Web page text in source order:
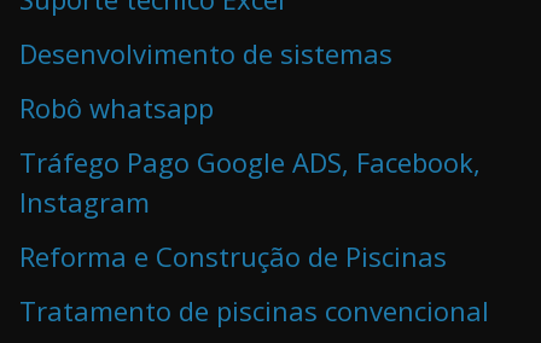
Desenvolvimento de sistemas
Robô whatsapp
Tráfego Pago Google ADS, Facebook,
Instagram
Reforma e Construção de Piscinas
Tratamento de piscinas convencional